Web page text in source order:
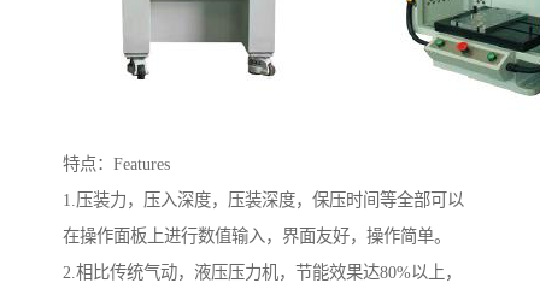
特点：Features
1.压装力，压入深度，压装深度，保压时间等全部可以
在操作面板上进行数值输入，界面友好，操作简单。
2.相比传统气动，液压压力机，节能效果达80%以上，